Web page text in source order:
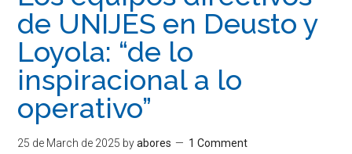
de UNIJES en Deusto y
Loyola: “de lo
inspiracional a lo
operativo”
25 de March de 2025 byabores 1 Comment